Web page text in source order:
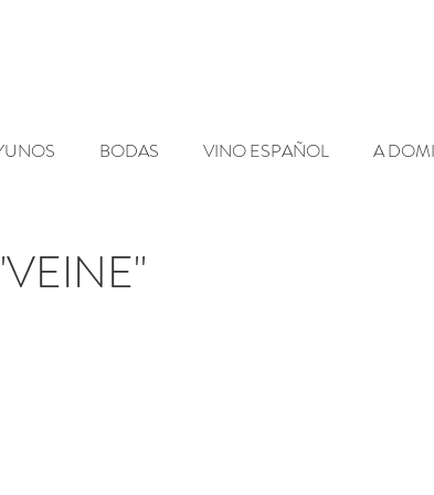
BODAS VINO ESPAÑOL A